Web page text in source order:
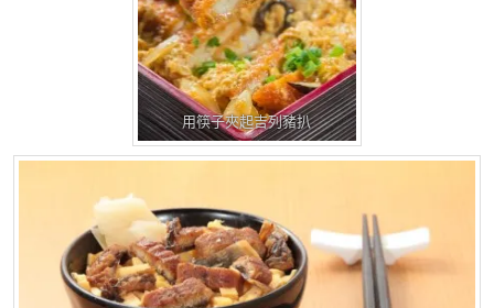
用筷子夾起吉列豬扒